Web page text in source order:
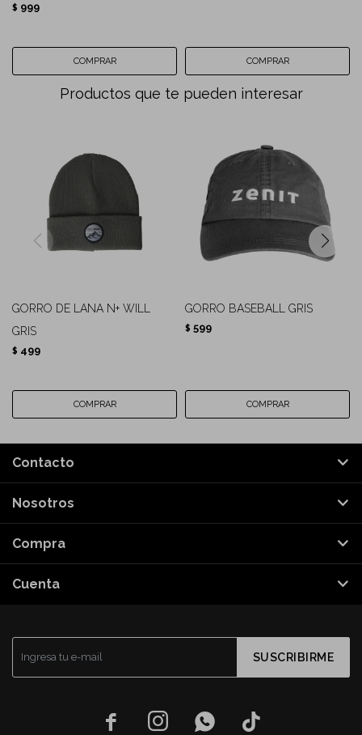
$ 999
Productos que te pueden interesar
GORRO DE LANA N+ WILL
GRIS
$ 499
GORRO BASEBALL GRIS
$ 599
SUSCRIBIRME
   
Contacto
Nosotros
Compra
Cuenta